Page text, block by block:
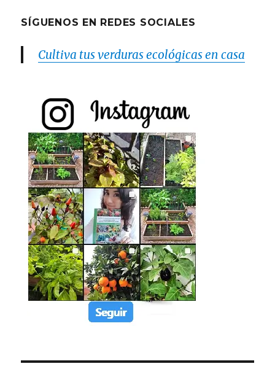
SÍGUENOS EN REDES SOCIALES
Cultiva tus verduras ecológicas en casa